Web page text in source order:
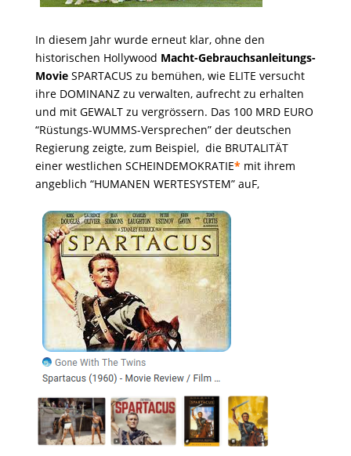
In diesem Jahr wurde erneut klar, ohne den
historischen Hollywood Macht-Gebrauchsanleitungs-
MovieSPARTACUS zu bemühen, wie ELITE versucht
ihre DOMINANZ zu verwalten, aufrecht zu erhalten
und mit GEWALT zu vergrössern. Das 100 MRD EURO
“Rüstungs-WUMMS-Versprechen” der deutschen
Regierung zeigte, zum Beispiel, die BRUTALITÄT
einer westlichen SCHEINDEMOKRATIE*mit ihrem
angeblich “HUMANEN WERTESYSTEM” auF,